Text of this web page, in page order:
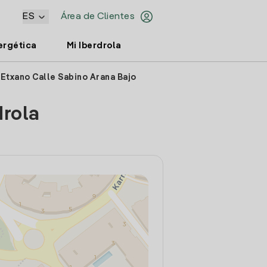
Área de Clientes
ES
Mi Iberdrola
Calle Sabino Arana Bajo